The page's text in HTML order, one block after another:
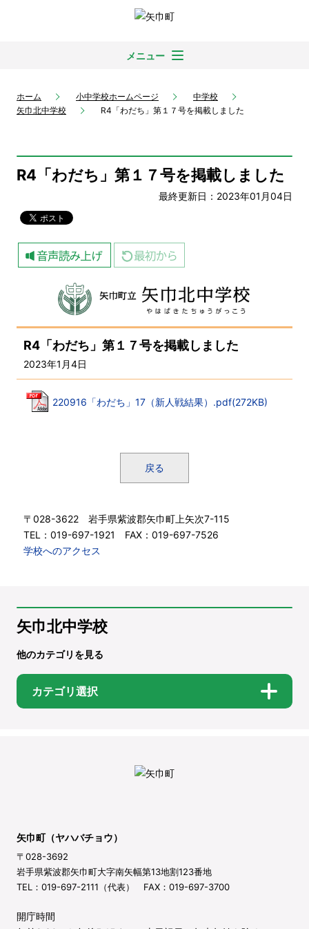
メニュー
ホーム 小中学校ホームページ
中学校
矢巾北中学校
R4「わだち」第１７号を掲載しました
R4「わだち」第１７号を掲載しました
最終更新日：2023年01月04日
R4「わだち」第１７号を掲載しました
2023年1月4日
220916「わだち」17（新人戦結果）.pdf(272KB)
戻る
〒028-3622 岩手県紫波郡矢巾町上矢次7-115
TEL：019-697-1921 FAX：019-697-7526
学校へのアクセス
矢巾北中学校
他のカテゴリを見る
カテゴリ選択
矢巾町（ヤハバチョウ）
〒028-3692
岩手県紫波郡矢巾町大字南矢幅第13地割123番地
TEL：019-697-2111（代表） FAX：019-697-3700
開庁時間